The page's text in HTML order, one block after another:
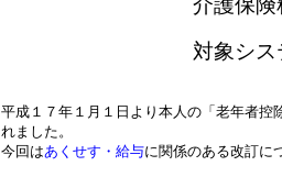
介護保険
対象シ
平成１７年１月１日より本人の「老年者
れました。
今回はあくせす・給与に関係のある改訂に